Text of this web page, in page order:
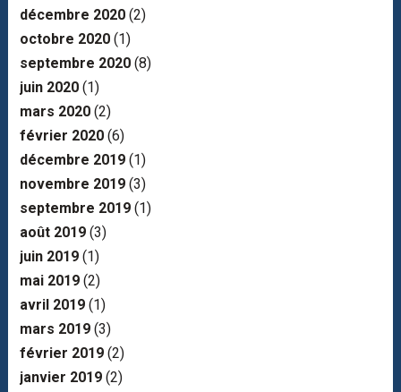
décembre 2020(2)
octobre 2020(1)
septembre 2020(8)
juin 2020(1)
mars 2020(2)
février 2020(6)
décembre 2019(1)
novembre 2019(3)
septembre 2019(1)
août 2019(3)
juin 2019(1)
mai 2019(2)
avril 2019(1)
mars 2019(3)
février 2019(2)
janvier 2019(2)